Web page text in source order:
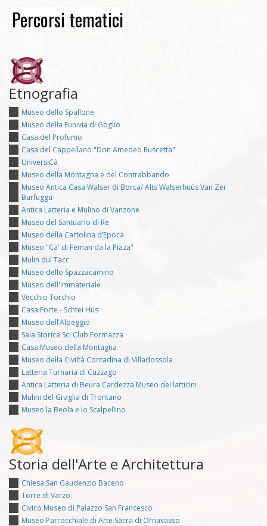
Percorsi tematici
Etnografia
Museo dello Spallone
Museo della Funivia di Goglio
Casa del Profumo
Casa del Cappellano "Don Amedeo Ruscetta"
UniversiCà
Museo della Montagna e del Contrabbando
Museo Antica Casa Walser di Borca/ Alts Walserhüüs Van Zer
Burfuggu
Antica Latteria e Mulino di Vanzone
Museo del Santuario di Re
Museo della Cartolina d’Epoca
Museo "Ca' di Feman da la Piaza"
Mulin dul Tacc
Museo dello Spazzacamino
Museo dell'Immateriale
Vecchio Torchio
Casa Forte - Schtei Hüs
Museo dell’Alpeggio
Sala Storica Sci Club Formazza
Casa Museo della Montagna
Museo della Civiltà Contadina di Villadossola
Latteria Turnaria di Cuzzago
Antica Latteria di Beura Cardezza Museo dei latticini
Mulini del Graglia di Trontano
Museo la Beola e lo Scalpellino
Storia dell'Arte e Architettura
Chiesa San Gaudenzio Baceno
Torre di Varzo
Civico Museo di Palazzo San Francesco
Museo Parrocchiale di Arte Sacra di Ornavasso